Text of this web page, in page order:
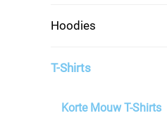
Hoodies
T-Shirts
Korte Mouw T-Shirts